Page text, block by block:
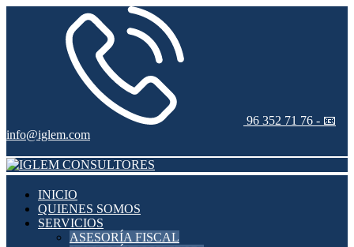
96 352 71 76 - 📧
info@iglem.com
INICIO
QUIENES SOMOS
SERVICIOS
ASESORÍA FISCAL